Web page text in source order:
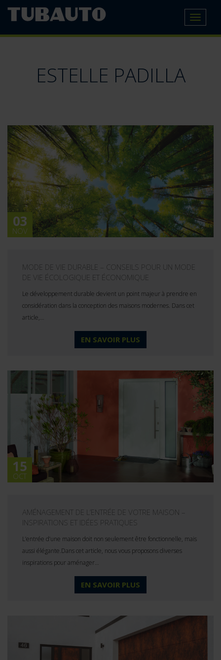
Toggle
ESTELLE PADILLA
03
NOV
MODE DE VIE DURABLE – CONSEILS POUR UN MODE
DE VIE ÉCOLOGIQUE ET ÉCONOMIQUE
Le développement durable devient un point majeur à prendre en
considération dans la conception des maisons modernes. Dans cet
article,…
EN SAVOIR PLUS
15
OCT
AMÉNAGEMENT DE L’ENTRÉE DE VOTRE MAISON –
INSPIRATIONS ET IDÉES PRATIQUES
L’entrée d’une maison doit non seulement être fonctionnelle, mais
aussi élégante.Dans cet article, nous vous proposons diverses
inspirations pour aménager…
EN SAVOIR PLUS